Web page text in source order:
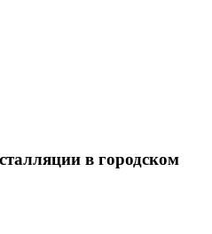
в городском